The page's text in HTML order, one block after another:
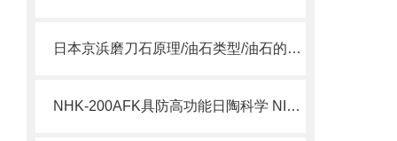
日本京浜磨刀石原理/油石类型/油石的特点
NHK-200AFK具防高功能日陶科学 NITTOKAGAKU小型电炉原理